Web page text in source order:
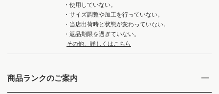
・使用していない。
・サイズ調整や加工を行っていない。
・当店出荷時と状態が変わっていない。
・返品期限を過ぎていない。
その他、詳しくはこちら
商品ランクのご案内